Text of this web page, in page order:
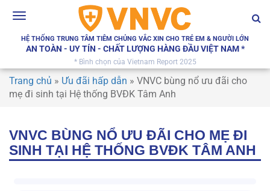
Toggle
HỆ THỐNG TRUNG TÂM TIÊM CHỦNG VẮC XIN CHO TRẺ EM & NGƯỜI LỚN
AN TOÀN - UY TÍN - CHẤT LƯỢNG HÀNG ĐẦU VIỆT NAM *
* Bình chọn của Vietnam Report 2025
Trang chủ » Ưu đãi hấp dẫn » VNVC bùng nổ ưu đãi cho
mẹ đi sinh tại Hệ thống BVĐK Tâm Anh
VNVC BÙNG NỔ ƯU ĐÃI CHO MẸ ĐI
SINH TẠI HỆ THỐNG BVĐK TÂM ANH